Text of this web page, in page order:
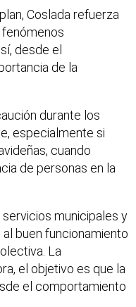
Coslada refuerza
desde el
de la
durante los
especialmente si
cuando
de personas en la
municipales y
buen funcionamiento
La
el objetivo es que la
el comportamiento